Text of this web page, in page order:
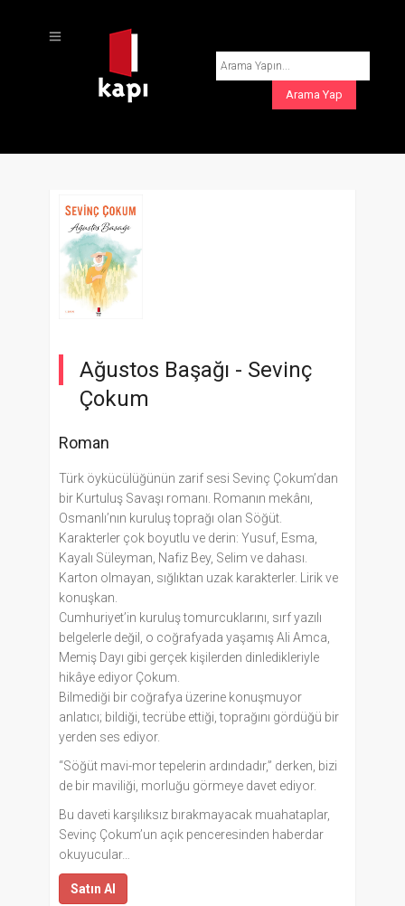
Ağustos Başağı - Sevinç
Çokum
Roman
Türk öykücülüğünün zarif sesi Sevinç Çokum’dan
bir Kurtuluş Savaşı romanı. Romanın mekânı,
Osmanlı’nın kuruluş toprağı olan Söğüt.
Karakterler çok boyutlu ve derin: Yusuf, Esma,
Kayalı Süleyman, Nafiz Bey, Selim ve dahası.
Karton olmayan, sığlıktan uzak karakterler. Lirik ve
konuşkan.
Cumhuriyet’in kuruluş tomurcuklarını, sırf yazılı
belgelerle değil, o coğrafyada yaşamış Ali Amca,
Memiş Dayı gibi gerçek kişilerden dinledikleriyle
hikâye ediyor Çokum.
Bilmediği bir coğrafya üzerine konuşmuyor
anlatıcı; bildiği, tecrübe ettiği, toprağını gördüğü bir
yerden ses ediyor.
“Söğüt mavi-mor tepelerin ardındadır,” derken, bizi
de bir maviliği, morluğu görmeye davet ediyor.
Bu daveti karşılıksız bırakmayacak muahataplar,
Sevinç Çokum’un açık penceresinden haberdar
okuyucular…
Satın Al